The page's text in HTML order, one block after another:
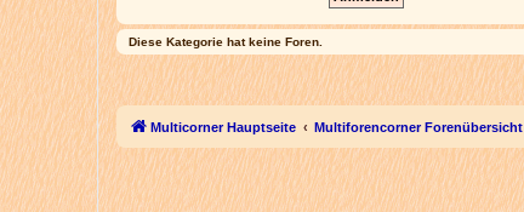
Diese Kategorie hat keine Foren.
Multicorner Hauptseite Multiforencorner Forenübersicht